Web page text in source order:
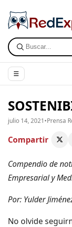
☰
julio 14, 2021•Prensa
Compartir
Compendio de
Empresarial y
Por: Yulder
No olvide